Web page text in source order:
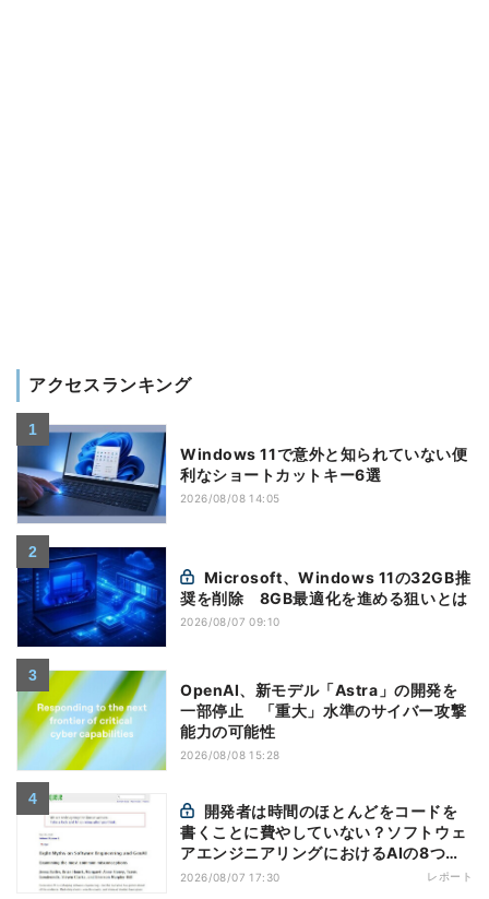
アクセスランキング
Windows 11で意外と知られていない便
利なショートカットキー6選
2026/08/08 14:05
奨を削除 8GB最適化を進める狙いとは
2026/08/07 09:10
OpenAI、新モデル「Astra」の開発を
一部停止 「重大」水準のサイバー攻撃
能力の可能性
2026/08/08 15:28
書くことに費やしていない？ソフトウェ
アエンジニアリングにおけるAIの8つの
神話への賛否
2026/08/07 17:30 レポート